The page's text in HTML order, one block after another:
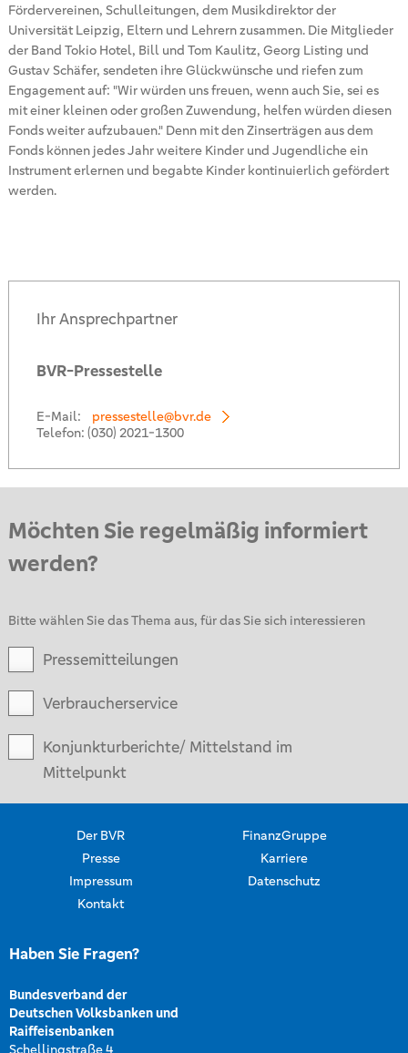
Fördervereinen, Schulleitungen, dem Musikdirektor der
Universität Leipzig, Eltern und Lehrern zusammen. Die Mitglieder
der Band Tokio Hotel, Bill und Tom Kaulitz, Georg Listing und
Gustav Schäfer, sendeten ihre Glückwünsche und riefen zum
Engagement auf: "Wir würden uns freuen, wenn auch Sie, sei es
mit einer kleinen oder großen Zuwendung, helfen würden diesen
Fonds weiter aufzubauen." Denn mit den Zinserträgen aus dem
Fonds können jedes Jahr weitere Kinder und Jugendliche ein
Instrument erlernen und begabte Kinder kontinuierlich gefördert
werden.
Ihr Ansprechpartner
BVR-Pressestelle
E-Mail:
pressestelle@bvr.de
Telefon: (030) 2021-1300
Möchten Sie regelmäßig informiert
werden?
Bitte wählen Sie das Thema aus, für das Sie sich interessieren
Pressemitteilungen
Verbraucherservice
Konjunkturberichte/ Mittelstand im
Mittelpunkt
Der BVR
FinanzGruppe
Presse
Karriere
Impressum
Datenschutz
Kontakt
Haben Sie Fragen?
Bundesverband der
Deutschen Volksbanken und
Raiffeisenbanken
Schellingstraße 4